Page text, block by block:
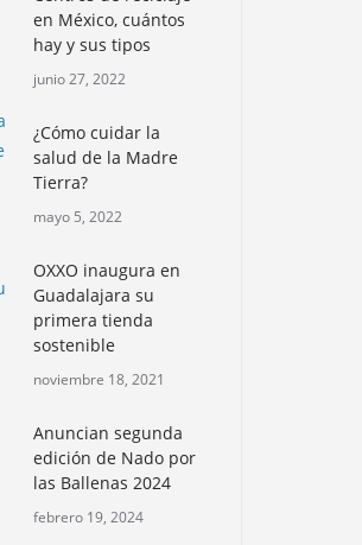
en México, cuántos
hay y sus tipos
junio 27, 2022
¿Cómo cuidar la
salud de la Madre
Tierra?
mayo 5, 2022
OXXO inaugura en
Guadalajara su
primera tienda
sostenible
noviembre 18, 2021
Anuncian segunda
edición de Nado por
las Ballenas 2024
febrero 19, 2024